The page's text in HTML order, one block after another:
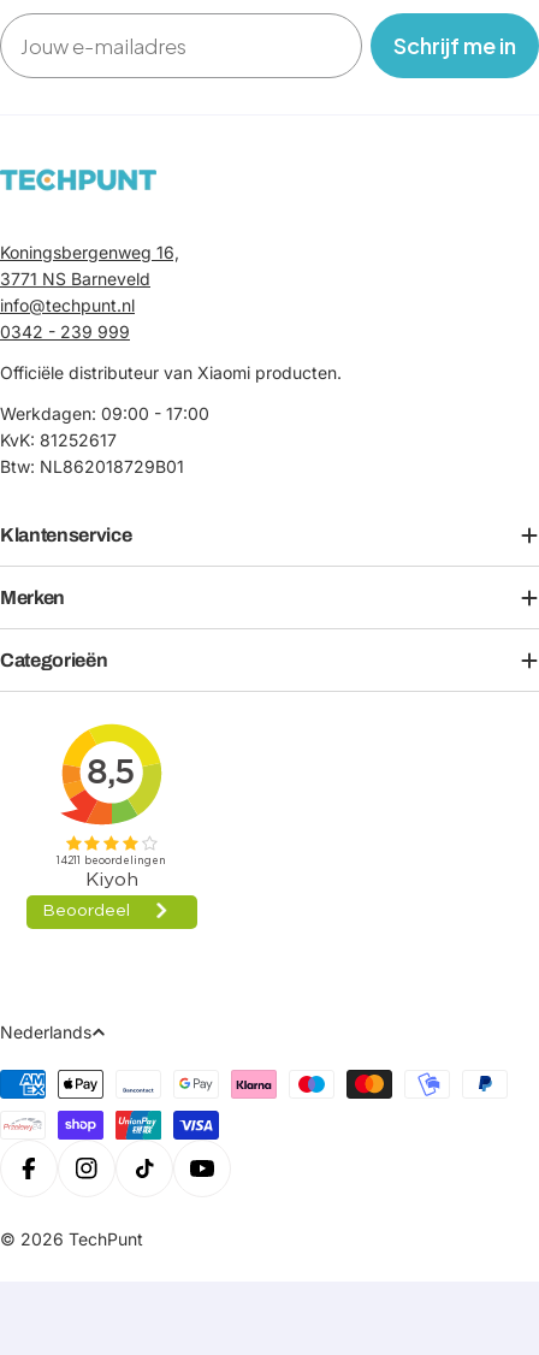
Email
‎ ‎ ‎ Schrijf me in‎ ‎ ‎ ‎
Koningsbergenweg 16,
3771 NS Barneveld
info@techpunt.nl
0342 - 239 999
Officiële distributeur van Xiaomi producten.
Werkdagen: 09:00 - 17:00
KvK: 81252617
Btw: NL862018729B01
Klantenservice
Merken
Categorieën
Taal
Nederlands
Betaalmethoden
FacebookInstagramTiktok
© 2026 TechPunt